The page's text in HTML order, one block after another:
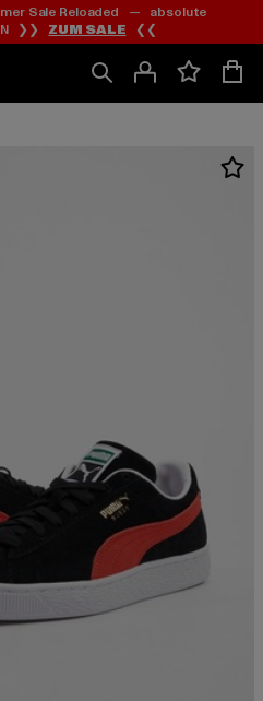
Zum
Inhalt
springen
Zum
Fußzeile
springen
Sale Reloaded — absolute
❯❯ ZUM SALE ❮❮